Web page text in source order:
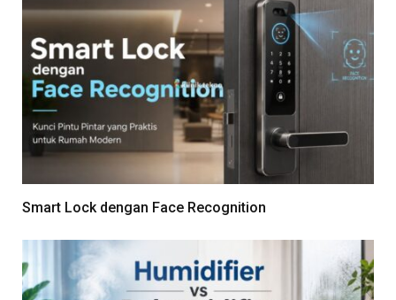
Smart Lock dengan Face Recognition